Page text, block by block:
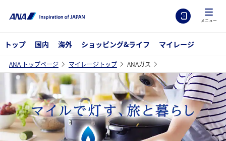
メニュー
トップ 国内 海外 ショッピング&ライフ マイレージ
ANA トップページ マイレージトップ ANAガス